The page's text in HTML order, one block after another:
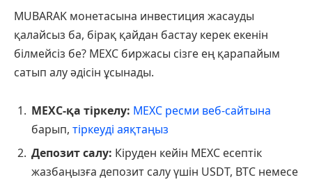
MUBARAK монетасына инвестиция жасауды
қалайсыз ба, бірақ қайдан бастау керек екенін
білмейсіз бе? MEXC биржасы сізге ең қарапайым
сатып алу әдісін ұсынады.
MEXC-қа тіркелу: MEXC ресми веб-сайтына
барып, тіркеуді аяқтаңыз
Депозит салу: Кіруден кейін MEXC есептік
жазбаңызға депозит салу үшін USDT, BTC немесе